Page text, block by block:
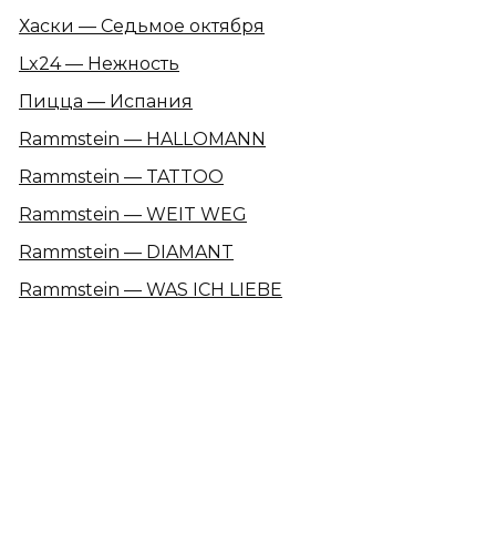
Хаски — Седьмое октября
Lx24 — Нежность
Пицца — Испания
Rammstein — HALLOMANN
Rammstein — TATTOO
Rammstein — WEIT WEG
Rammstein — DIAMANT
Rammstein — WAS ICH LIEBE